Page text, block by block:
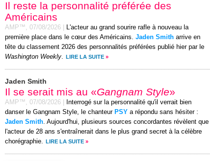
Il reste la personnalité préférée des
Américains
AMP™, 07/08/2026
L'acteur au grand sourire rafle à nouveau la
première place dans le cœur des Américains. Jaden Smith arrive en
tête du classement 2026 des personnalités préférées publié hier par le
Washington Weekly. LIRE LA SUITE »
Jaden Smith
Il se serait mis au «Gangnam Style»
AMP™, 07/08/2026
Interrogé sur la personnalité qu'il verrait bien
danser le Gangnam Style, le chanteur PSY a répondu sans hésiter :
Jaden Smith. Aujourd'hui, plusieurs sources concordantes révèlent que
l'acteur de 28 ans s'entraînerait dans le plus grand secret à la célèbre
chorégraphie.
LIRE LA SUITE »